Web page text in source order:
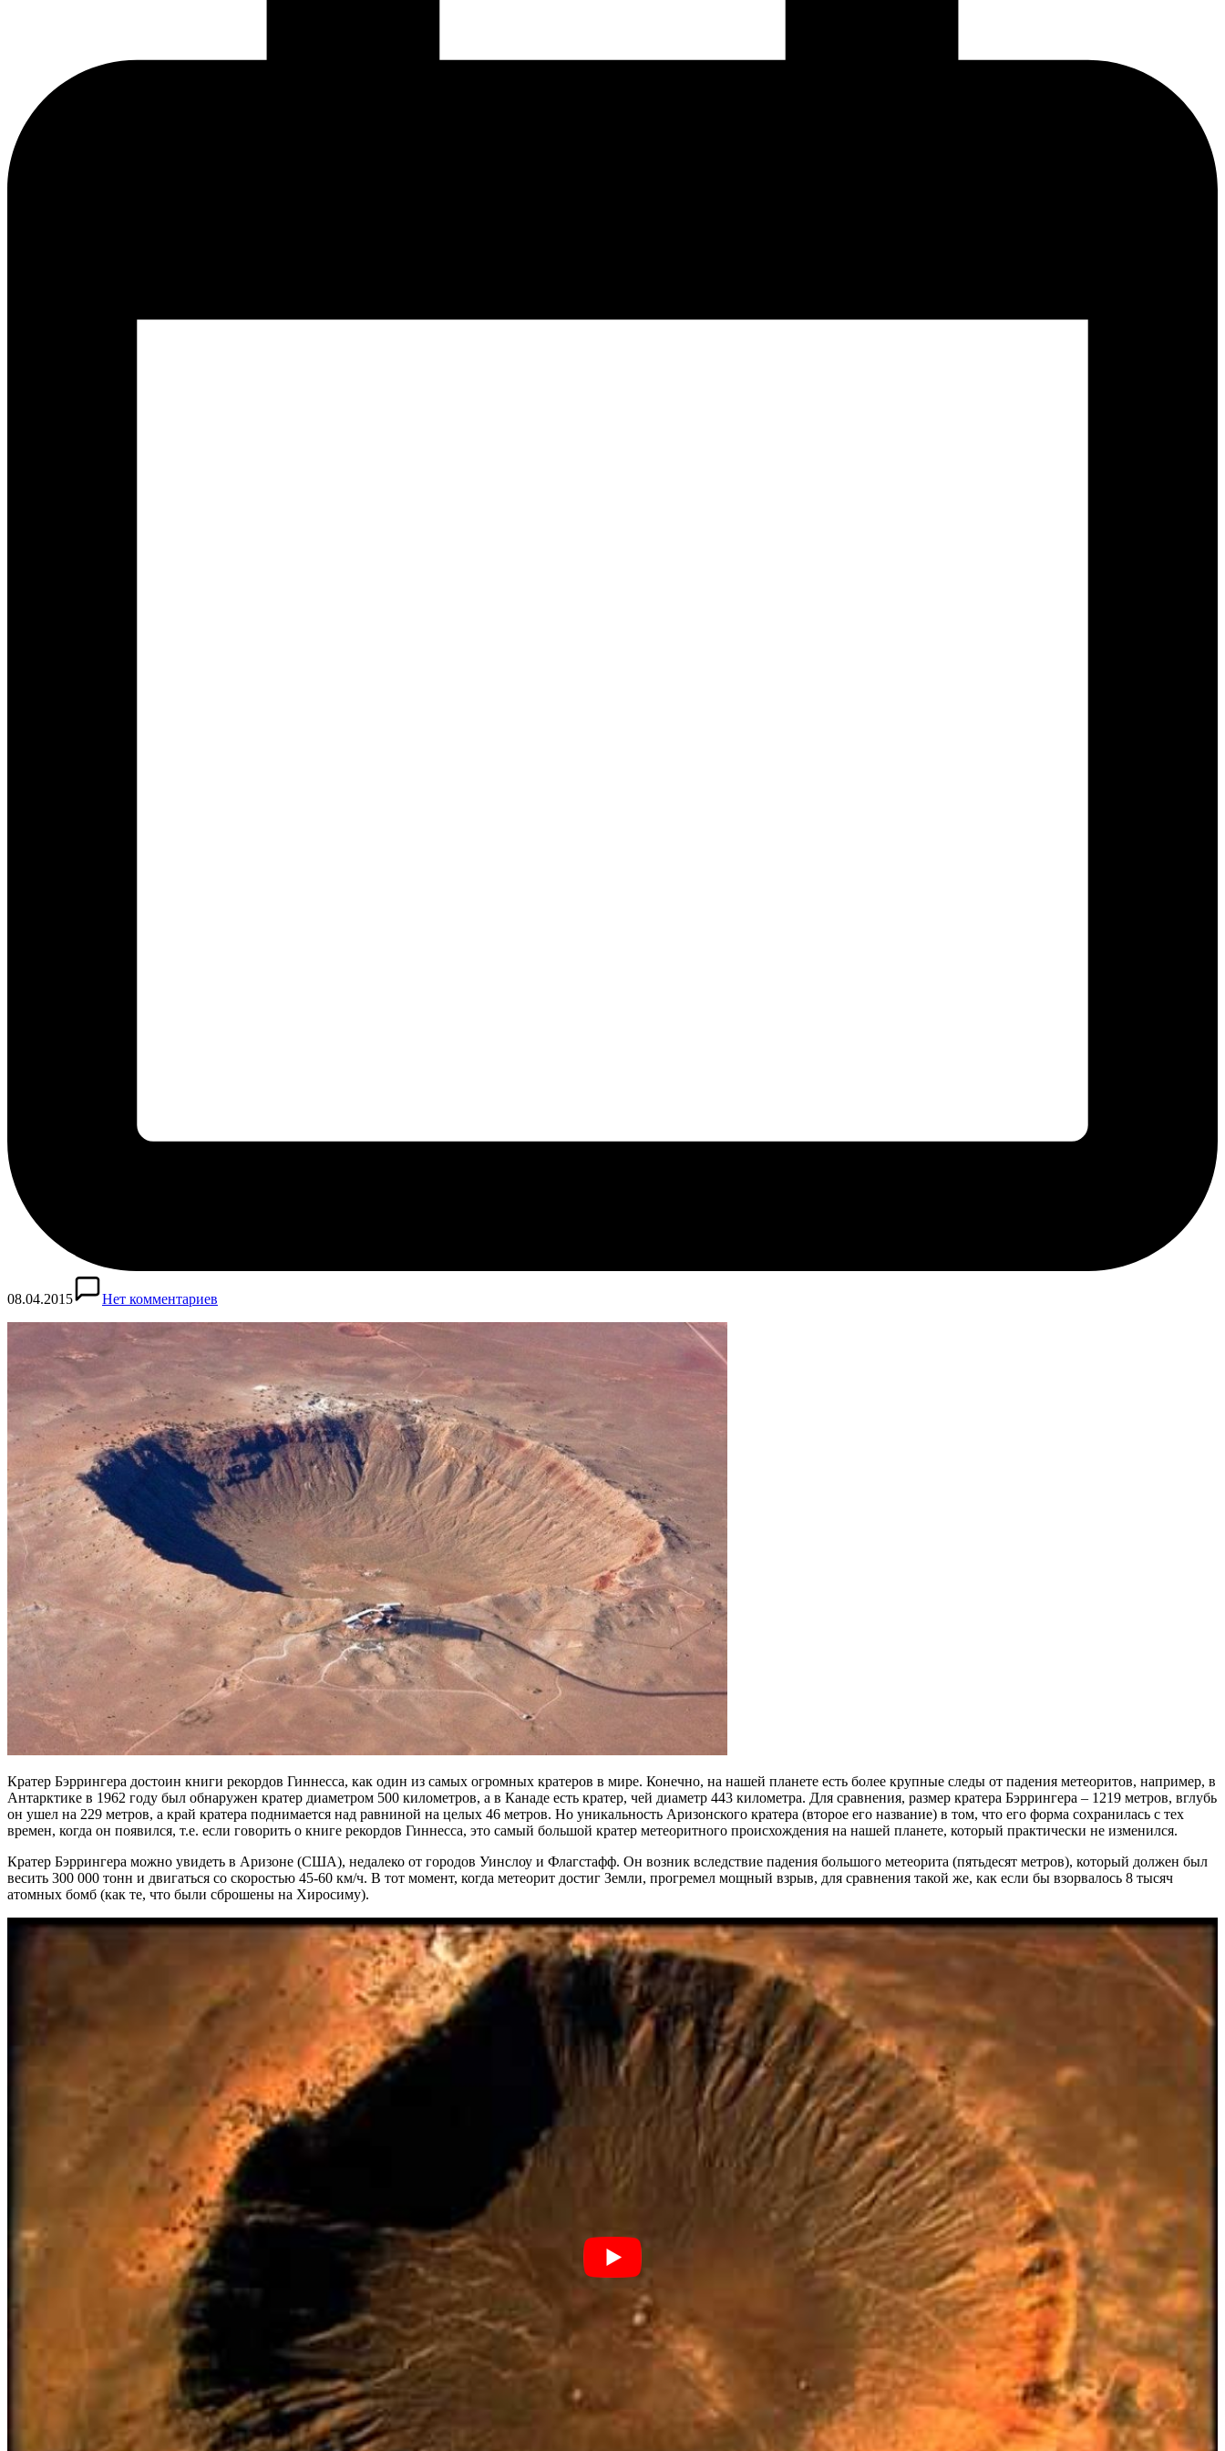
08.04.2015 Нет комментариев
Кратер Бэррингера достоин книги рекордов Гиннесса, как один из самых огромных кратеров в мире. Конечно, на нашей планете есть более крупные следы от падения метеоритов, например, в
Антарктике в 1962 году был обнаружен кратер диаметром 500 километров, а в Канаде есть кратер, чей диаметр 443 километра. Для сравнения, размер кратера Бэррингера – 1219 метров, вглубь
он ушел на 229 метров, а край кратера поднимается над равниной на целых 46 метров. Но уникальность Аризонского кратера (второе его название) в том, что его форма сохранилась с тех
времен, когда он появился, т.е. если говорить о книге рекордов Гиннесса, это самый большой кратер метеоритного происхождения на нашей планете, который практически не изменился.
Кратер Бэррингера можно увидеть в Аризоне (США), недалеко от городов Уинслоу и Флагстафф. Он возник вследствие падения большого метеорита (пятьдесят метров), который должен был
весить 300 000 тонн и двигаться со скоростью 45-60 км/ч. В тот момент, когда метеорит достиг Земли, прогремел мощный взрыв, для сравнения такой же, как если бы взорвалось 8 тысяч
атомных бомб (как те, что были сброшены на Хиросиму).